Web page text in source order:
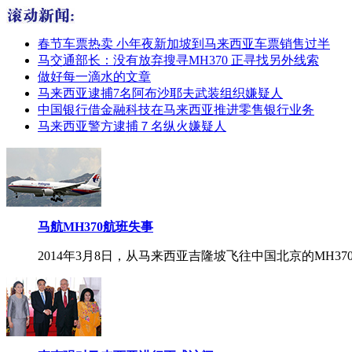
春节车票热卖 小年夜新加坡到马来西亚车票销售过半
马交通部长：没有放弃搜寻MH370 正寻找另外线索
做好每一滴水的文章
马来西亚逮捕7名阿布沙耶夫武装组织嫌疑人
中国银行借金融科技在马来西亚推进零售银行业务
马来西亚警方逮捕７名纵火嫌疑人
马航MH370航班失事
2014年3月8日，从马来西亚吉隆坡飞往中国北京的